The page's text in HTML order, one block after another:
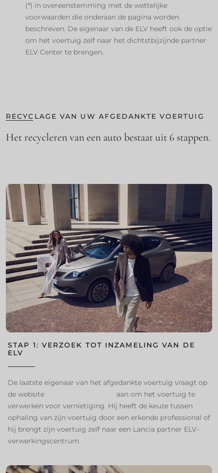
(*) in overeenstemming met de wettelijke
voorwaarden die onderaan de pagina worden
beschreven. De eigenaar van de ELV heeft ook de optie
om het voertuig zelf naar het dichtstbijzijnde partner
ELV Center te brengen.
RECYCLAGE VAN UW AFGEDANKTE VOERTUIG ​
Het recycleren van een auto bestaat uit 6 stappen.
STAP 1: VERZOEK TOT INZAMELING VAN DE
ELV ​
De laatste eigenaar van het afgedankte voertuig vraagt op
de website
aan om het voertuig te
verwerken voor vernietiging. Hij heeft de keuze tussen
ophaling van zijn voertuig door een erkende professional of
hij brengt zijn voertuig zelf naar een Lancia partner ELV-
verwerkingscentrum. ​